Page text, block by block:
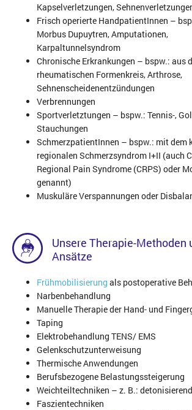
Kapselverletzungen,
Frisch operierte HandpatientInnen –
Morbus Dupuytren, Amputationen,
Karpaltunnelsyndrom
Chronische Erkrankungen – bspw.: aus
rheumatischen Formenkreis, Arthrose,
Sehnenscheidenentzündungen
Verbrennungen
Sportverletztungen – bspw.: Tennis-,
Stauchungen
SchmerzpatientInnen – bspw.: mit dem
regionalen Schmerzsyndrom I+II (auch
Regional Pain Syndrome (CRPS) oder
genannt)
Muskuläre Verspannungen oder
Unsere Therapie-Methoden
Ansätze
Frühmobilisierung als postoperative
Narbenbehandlung
Manuelle Therapie der Hand- und
Taping
Elektrobehandlung TENS/ EMS
Gelenkschutzunterweisung
Thermische Anwendungen
Berufsbezogene Belastungssteigerung
Weichteiltechniken – z. B.:
Faszientechniken